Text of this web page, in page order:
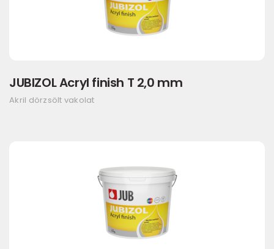
JUBIZOL Acryl finish T 2,0 mm
Akril dörzsölt vakolat